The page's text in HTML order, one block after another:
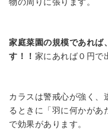
物の周りに張ります。
家庭菜園の規模であれば
す！！ 家にあれば０円で
カラスは警戒心が強く、
るときに「羽に何かがあ
で効果があります。